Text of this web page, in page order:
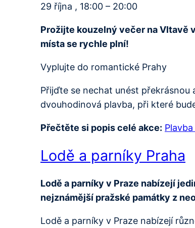
29 října , 18:00 – 20:00
Prožijte kouzelný večer na Vltavě
místa se rychle plní!
Vyplujte do romantické Prahy
Přijďte se nechat unést
dvouhodinová plavba, při které
Přečtěte si popis celé akce:
Lodě a parníky Praha
Lodě a parníky v Praze nabízejí
nejznámější pražské památky z
Lodě a parníky v Praze nabízejí